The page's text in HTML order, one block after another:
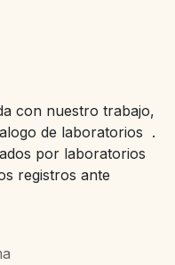
con nuestro trabajo,
de laboratorios .
por laboratorios
registros ante